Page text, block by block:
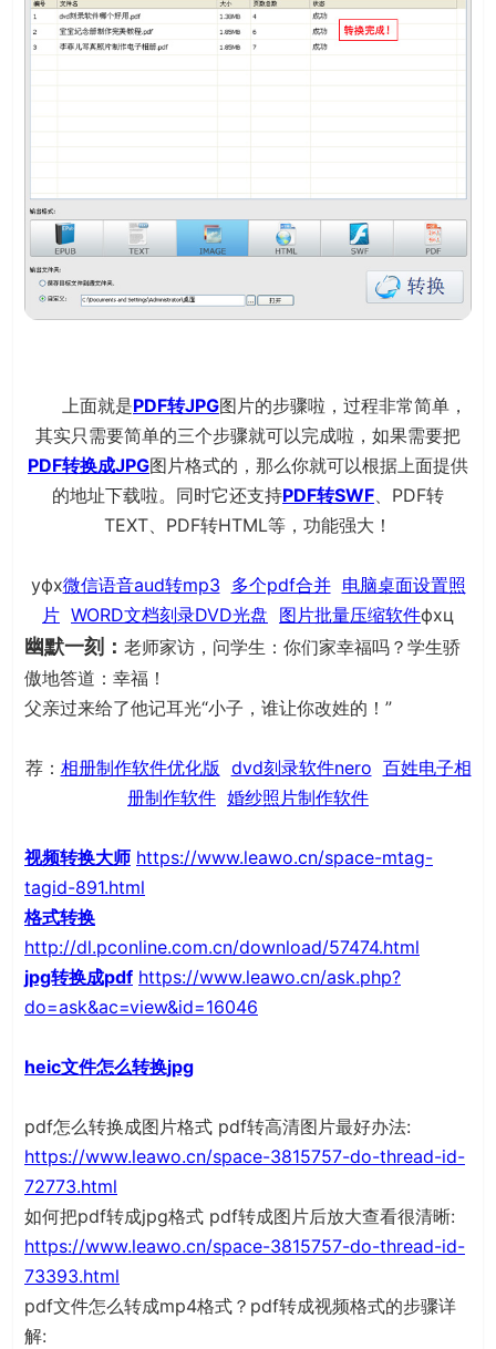
上面就是PDF转JPG图片的步骤啦，过程非常简单，
其实只需要简单的三个步骤就可以完成啦，如果需要把
PDF转换成JPG图片格式的，那么你就可以根据上面提供
的地址下载啦。同时它还支持PDF转SWF、PDF转
TEXT、PDF转HTML等，功能强大！
уфх微信语音aud转mp3 多个pdf合并 电脑桌面设置照
片 WORD文档刻录DVD光盘 图片批量压缩软件фхц
幽默一刻： 老师家访，问学生：你们家幸福吗？学生骄
傲地答道：幸福！
父亲过来给了他记耳光“小子，谁让你改姓的！”
荐： 相册制作软件优化版 dvd刻录软件nero 百姓电子相
册制作软件 婚纱照片制作软件
视频转换大师 https://www.leawo.cn/space-mtag-
tagid-891.html
格式转换
http://dl.pconline.com.cn/download/57474.html
jpg转换成pdf https://www.leawo.cn/ask.php?
do=ask&ac=view&id=16046
heic文件怎么转换jpg
pdf怎么转换成图片格式 pdf转高清图片最好办法:
https://www.leawo.cn/space-3815757-do-thread-id-
72773.html
如何把pdf转成jpg格式 pdf转成图片后放大查看很清晰:
https://www.leawo.cn/space-3815757-do-thread-id-
73393.html
pdf文件怎么转成mp4格式？pdf转成视频格式的步骤详
解: